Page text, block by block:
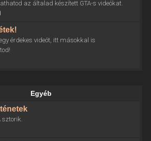
az általad készített GTA-s videókat.
érdekes videót, itt másokkal is
Egyéb
sztorik.